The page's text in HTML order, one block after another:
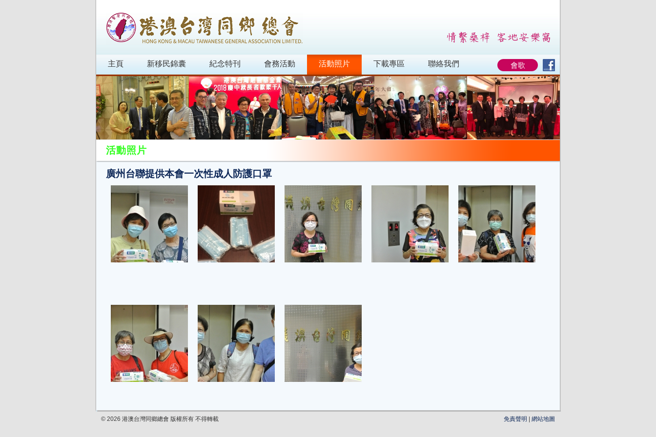
主頁 新移民錦囊 紀念特刊 會務活動 活動照片 下載專區 聯絡我們 會歌
活動照片
廣州台聯提供本會一次性成人防護口罩
© 2026 港澳台灣同鄉總會 版權所有 不得轉載 免責聲明 網站地圖